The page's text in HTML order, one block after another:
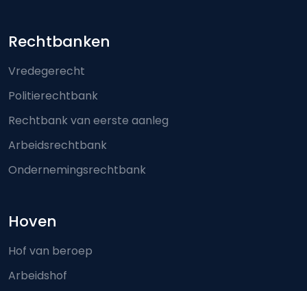
Footer-menu
Rechtbanken
Vredegerecht
Politierechtbank
Rechtbank van eerste aanleg
Arbeidsrechtbank
Ondernemingsrechtbank
Hoven
Hof van beroep
Arbeidshof